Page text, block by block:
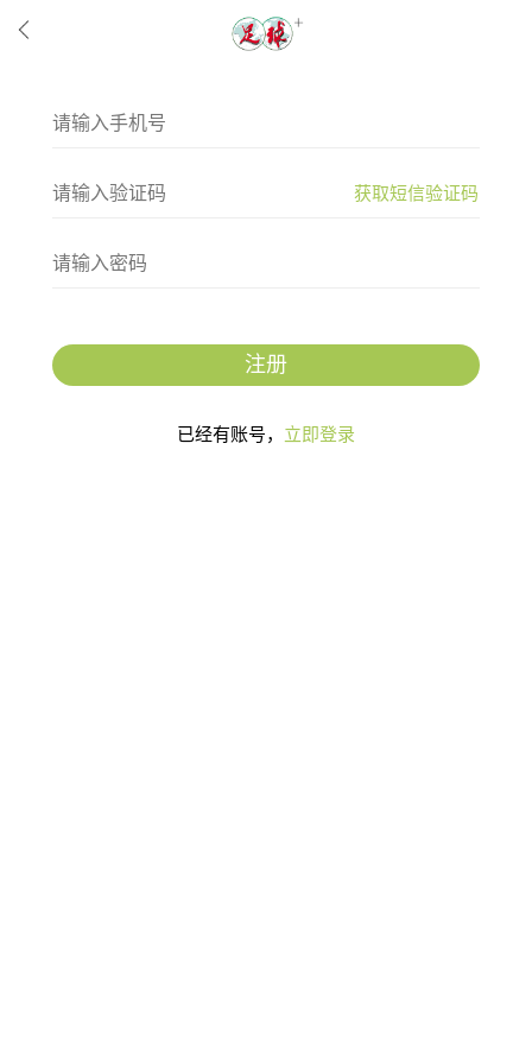
获取短信验证码
注册
已经有账号， 立即登录